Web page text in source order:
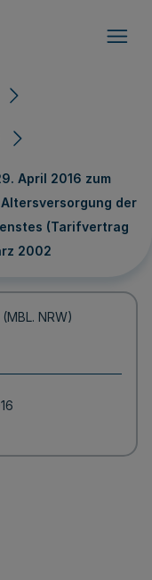
April 2016 zum
der
(Tarifvertrag
2002
NRW)